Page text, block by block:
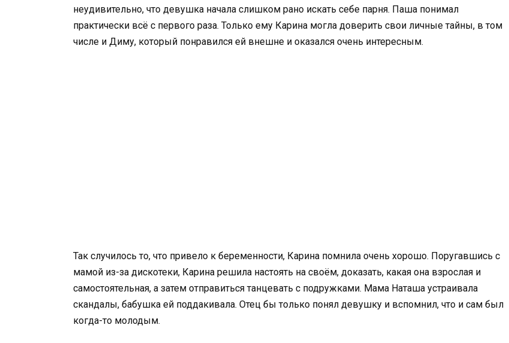
неудивительно, что девушка начала слишком рано искать себе парня. Паша понимал
практически всё с первого раза. Только ему Карина могла доверить свои личные тайны, в том
числе и Диму, который понравился ей внешне и оказался очень интересным.
Так случилось то, что привело к беременности, Карина помнила очень хорошо. Поругавшись с
мамой из-за дискотеки, Карина решила настоять на своём, доказать, какая она взрослая и
самостоятельная, а затем отправиться танцевать с подружками. Мама Наташа устраивала
скандалы, бабушка ей поддакивала. Отец бы только понял девушку и вспомнил, что и сам был
когда-то молодым.